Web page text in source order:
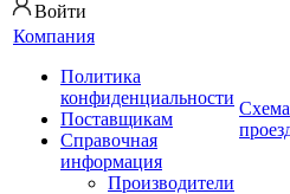
Войти
Компания
Политика
конфиденциальности
Поставщикам
Справочная
информация
Производители
Схема